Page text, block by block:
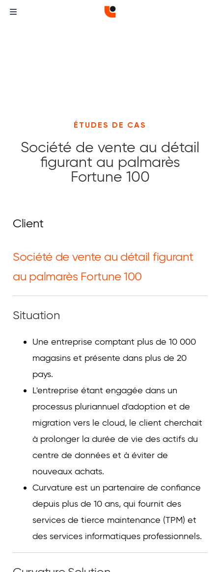
ÉTUDES DE CAS
Société de vente au détail
figurant au palmarès
Fortune 100
Client
Société de vente au détail figurant
au palmarès Fortune 100
Situation
Une entreprise comptant plus de 10 000
magasins et présente dans plus de 20
pays.
L'entreprise étant engagée dans un
processus pluriannuel d'adoption et de
migration vers le cloud, le client cherchait
à prolonger la durée de vie des actifs du
centre de données et à éviter de
nouveaux achats.
Curvature est un partenaire de confiance
depuis plus de 10 ans, qui fournit des
services de tierce maintenance (TPM) et
des services informatiques professionnels.